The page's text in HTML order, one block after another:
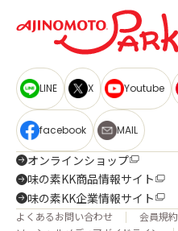
LINE X Youtube
facebook MAIL
オンラインショップ
味の素KK商品情報サイト
味の素KK企業情報サイト
よくあるお問い合わせ
会員規約